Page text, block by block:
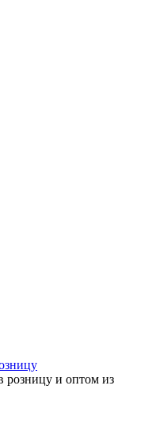
розницу и оптом из